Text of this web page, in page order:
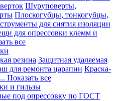
Шуруповерты,
Плоскогубцы, тонкогубцы,
для снятия изоляции
для опрессовки клемм и
все
резина Защитная удаляемая
для ремонта царапин Краска-
... Показать все
и гильзы
под опрессовку по ГОСТ